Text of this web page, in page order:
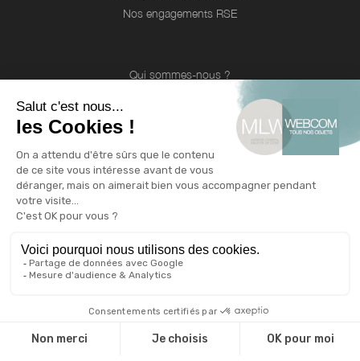
Nos engagements RSE
Qui sommes-nous ?
Revendeurs
Cadeaux d'affaire
INFOS
Mentions légales